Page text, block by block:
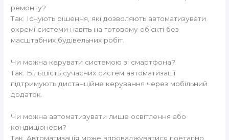
ремонту?
Так. Існують рішення, які дозволяють автоматизувати
окремі системи навіть на готовому об’єкті без
масштабних будівельних робіт.
Чи можна керувати системою зі смартфона?
Так. Більшість сучасних систем автоматизації
підтримують дистанційне керування через мобільний
додаток.
Чи можна автоматизувати лише освітлення або
кондиціонери?
Так. Автоматизація може впроваджуватися поетапно